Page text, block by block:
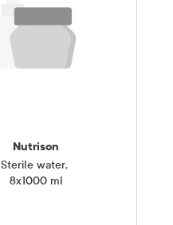
Nutrison
Sterile water,
8x1000 ml